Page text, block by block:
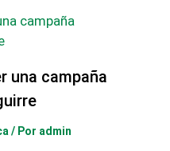
una campaña
/ Por admin